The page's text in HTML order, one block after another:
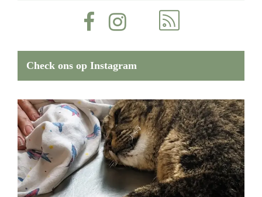
Check ons op Instagram